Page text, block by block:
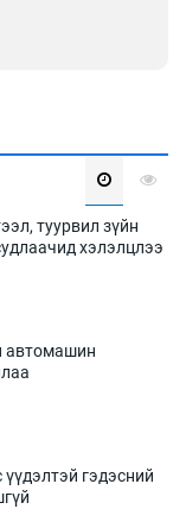
туурвил зүйн
хэлэлцлээ
автомашин
гэдэсний